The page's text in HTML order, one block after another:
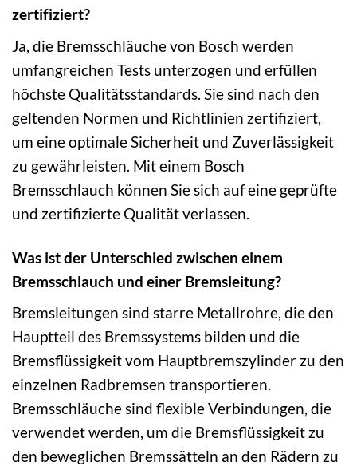
zertifiziert?
Ja, die Bremsschläuche von Bosch werden
umfangreichen Tests unterzogen und erfüllen
höchste Qualitätsstandards. Sie sind nach den
geltenden Normen und Richtlinien zertifiziert,
um eine optimale Sicherheit und Zuverlässigkeit
zu gewährleisten. Mit einem Bosch
Bremsschlauch können Sie sich auf eine geprüfte
und zertifizierte Qualität verlassen.
Was ist der Unterschied zwischen einem
Bremsschlauch und einer Bremsleitung?
Bremsleitungen sind starre Metallrohre, die den
Hauptteil des Bremssystems bilden und die
Bremsflüssigkeit vom Hauptbremszylinder zu den
einzelnen Radbremsen transportieren.
Bremsschläuche sind flexible Verbindungen, die
verwendet werden, um die Bremsflüssigkeit zu
den beweglichen Bremssätteln an den Rädern zu